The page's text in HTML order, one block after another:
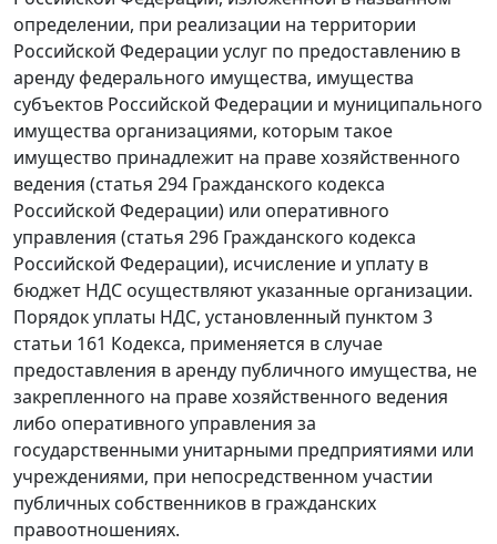
определении, при реализации на территории
Российской Федерации услуг по предоставлению в
аренду федерального имущества, имущества
субъектов Российской Федерации и муниципального
имущества организациями, которым такое
имущество принадлежит на праве хозяйственного
ведения (статья 294 Гражданского кодекса
Российской Федерации) или оперативного
управления (статья 296 Гражданского кодекса
Российской Федерации), исчисление и уплату в
бюджет НДС осуществляют указанные организации.
Порядок уплаты НДС, установленный пунктом 3
статьи 161 Кодекса, применяется в случае
предоставления в аренду публичного имущества, не
закрепленного на праве хозяйственного ведения
либо оперативного управления за
государственными унитарными предприятиями или
учреждениями, при непосредственном участии
публичных собственников в гражданских
правоотношениях.